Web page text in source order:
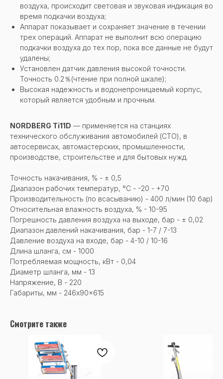
воздуха, происходит световая и звуковая индикация во
время подкачки воздуха;
Аппарат показывает и сохраняет значение в течении
трех операций. Аппарат не выполнит всю операцию
подкачки воздуха до тех пор, пока все данные не будут
удалены;
Установлен датчик давления высокой точности.
Точность 0.2％(чтение при полной шкале);
Высокая надежность и водонепроницаемый корпус,
который является удобным и прочным.
NORDBERG Ti11D — применяется на станциях
технического обслуживания автомобилей (СТО), в
автосервисах, автомастерских, промышленности,
производстве, строительстве и для бытовых нужд.
Точность накачивания, % - ± 0,5
Диапазон рабочих температур, °С - -20 - +70
Производительность (по всасыванию) - 400 л/мин (10 бар)
Относительная влажность воздуха, % - 10-95
Погрешность давления воздуха на выходе, бар - ± 0,02
Диапазон давлений накачивания, бар - 1-7 / 7-13
Давление воздуха на входе, бар - 4-10 / 10-16
Длина шланга, см - 1000
Потребляемая мощность, кВт - 0,04
Диаметр шланга, мм - 13
Напряжение, В - 220
Габариты, мм - 246x90x615
Смотрите также